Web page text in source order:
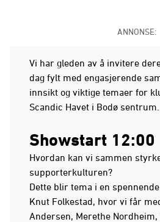
ANNONSE:
Vi har gleden av å invitere
dag fylt med engasjerende
innsikt og viktige temaer for
Scandic Havet i Bodø sentrum.
Showstart 12:00
Hvordan kan vi sammen
supporterkulturen?
Dette blir tema i en
Knut Folkestad, hvor vi får
Andersen, Merethe Nordheim,